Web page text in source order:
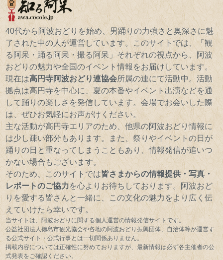
40代から阿波おどりを始め、男踊りの力強さと奥深さに魅
了された中の人が運営しています。このサイトでは、「観
る阿呆・踊る阿呆・撮る阿呆」それぞれの視点から、阿波
おどりの魅力や全国のイベント情報をお届けしています。
現在は高円寺阿波おどり連協会所属の連にて活動中。活動
拠点は高円寺を中心に、夏の本番やイベント出演などを通
して踊りの楽しさを発信しています。会場でお会いした際
は、ぜひお気軽にお声がけください。
主な活動が高円寺エリアのため、他県の阿波おどり情報に
は少し疎い部分もあります。また、祭りやイベントの日が
踊りの日と重なってしまうこともあり、情報発信が追いつ
かない場合もございます。
そのため、このサイトでは皆さまからの情報提供・写真・
レポートのご協力を心よりお待ちしております。阿波おど
りを愛する皆さんと一緒に、この文化の魅力をより広く伝
えていけたら幸いです。
当サイトは、阿波おどりに関する個人運営の情報発信サイトです。
公益社団法人徳島市観光協会や各地の阿波おどり振興団体、自治体等が運営す
る公式サイト・公式行事とは一切関係ありません。
掲載内容については正確性に努めておりますが、最新情報は必ず各主催者の公
式発表をご確認ください。